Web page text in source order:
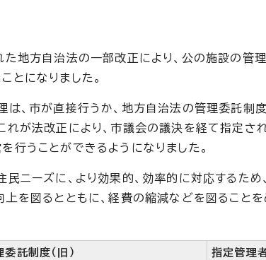
方自治法の一部改正により、公の施設の管理
とになりました。
、市が直接行うか、地方自治法の管理委託制
れが法改正により、市議会の議決を経て指定さ
行うことができるようになりました。
ニーズに、より効果的、効率的に対応するた
上を図るとともに、経費の縮減などを図ることを
委託制度（旧） 指定管理者